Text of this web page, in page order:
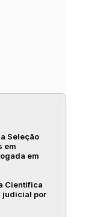
Seleção
em
em
Científica
judicial por